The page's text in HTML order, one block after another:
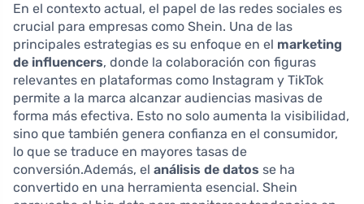
En el contexto actual, el papel de las redes sociales es
crucial para empresas como Shein. Una de las
principales estrategias es su enfoque en el marketing
de influencers, donde la colaboración con figuras
relevantes en plataformas como Instagram y TikTok
permite a la marca alcanzar audiencias masivas de
forma más efectiva. Esto no solo aumenta la visibilidad,
sino que también genera confianza en el consumidor,
lo que se traduce en mayores tasas de
conversión.Además, el análisis de datos se ha
convertido en una herramienta esencial. Shein